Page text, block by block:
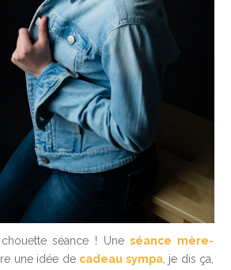
séance ! Uneséance mère-
une idée de cadeau sympa, je dis ça,